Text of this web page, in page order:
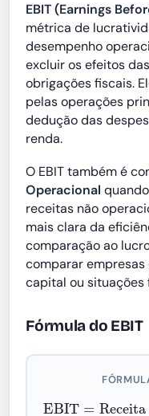
EBIT (Earnings
métrica de
desempenho
excluir os efeitos
obrigações fiscais.
pelas operações
dedução das
renda.
O EBIT também é
Operacional
receitas não
mais clara da
comparação ao
comparar
capital ou situações
Fórmula do EBIT
EBIT=
Despesas